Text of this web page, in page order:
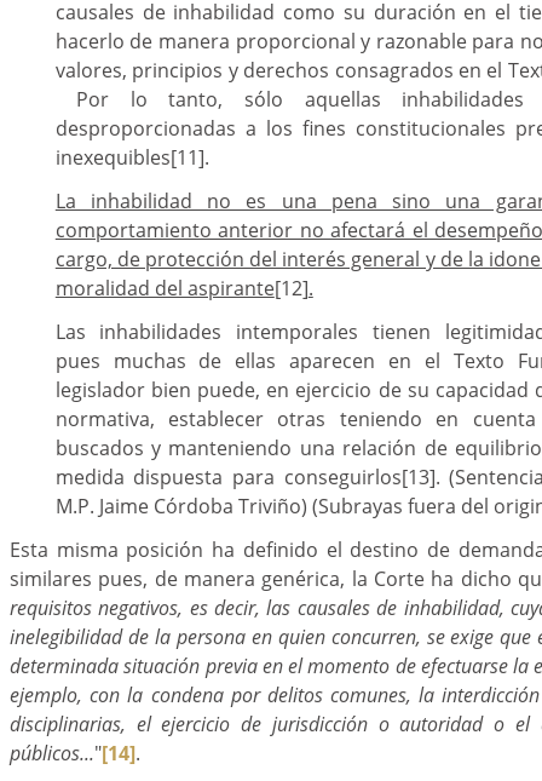
causales de inhabilidad como su duración en el
hacerlo de manera proporcional y razonable para
valores, principios y derechos consagrados en el
Por lo tanto, sólo aquellas inhabilidades
desproporcionadas a los fines constitucionales
inexequibles[11].
La inhabilidad no es una pena sino una
comportamiento anterior no afectará el
cargo, de protección del interés general y de la
moralidad del aspirante[12].
Las inhabilidades intemporales tienen
pues muchas de ellas aparecen en el Texto
legislador bien puede, en ejercicio de su capacidad
normativa, establecer otras teniendo en
buscados y manteniendo una relación de
medida dispuesta para conseguirlos[13].
M.P. Jaime Córdoba Triviño) (Subrayas fuera del
Esta misma posición ha definido el destino de
similares pues, de manera genérica, la Corte ha dicho
requisitos negativos, es decir, las causales de inhabilidad,
inelegibilidad de la persona en quien concurren, se exige que
determinada situación previa en el momento de efectuarse la
ejemplo, con la condena por delitos comunes, la
disciplinarias, el ejercicio de jurisdicción o autoridad o el
públicos..."[14].